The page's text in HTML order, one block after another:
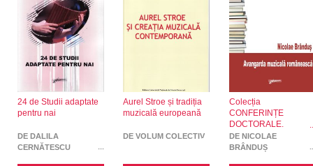
24 de Studii adaptate
pentru nai
DE DALILA
CERNĂTESCU
Aurel Stroe și tradiția
muzicală europeană
DE VOLUM COLECTIV
Colecția
CONFERINȚE
DOCTORALE.
Avangarda muzicală
DE NICOLAE
BRÂNDUȘ